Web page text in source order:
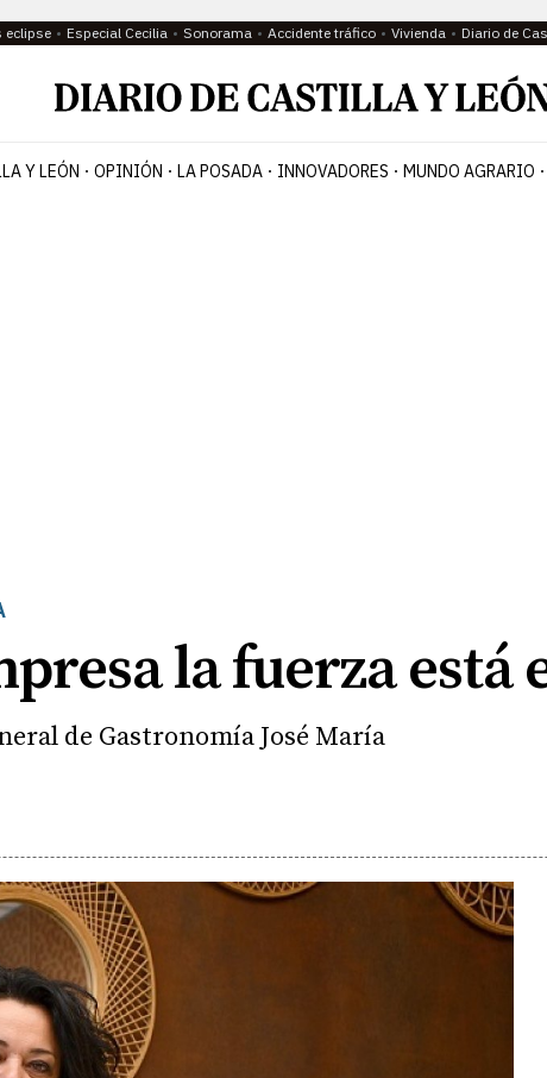
eclipse Especial Cecilia Sonorama Accidente tráfico Vivienda Diario de
Y LEÓN OPINIÓN LA POSADA INNOVADORES MUNDO AGRARIO
la fuerza está
de Gastronomía José María